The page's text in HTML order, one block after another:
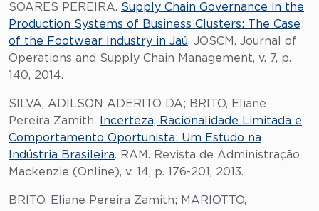
SOARES PEREIRA. Supply Chain Governance in the
Production Systems of Business Clusters: The Case
of the Footwear Industry in Jaú. JOSCM. Journal of
Operations and Supply Chain Management, v. 7, p.
140, 2014.
SILVA, ADILSON ADERITO DA; BRITO, Eliane
Pereira Zamith.
Incerteza, Racionalidade Limitada e
Comportamento Oportunista: Um Estudo na
Indústria Brasileira. RAM. Revista de Administração
Mackenzie (Online), v. 14, p. 176-201, 2013.
BRITO, Eliane Pereira Zamith; MARIOTTO,